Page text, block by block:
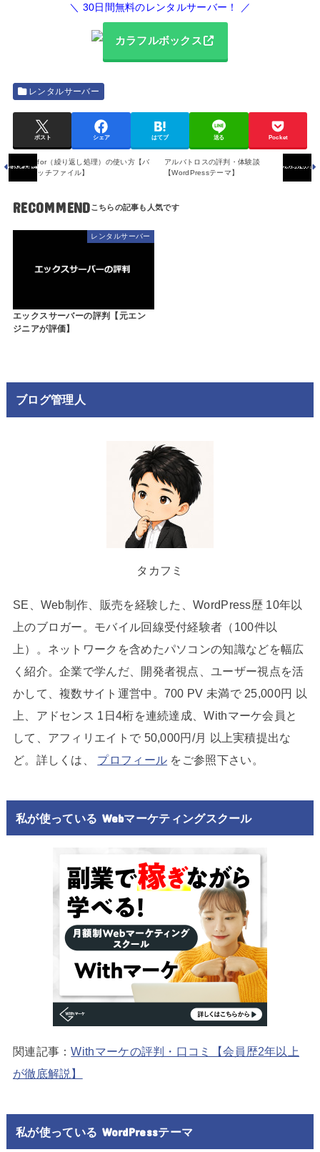
＼ 30日間無料のレンタルサーバー！ ／
カラフルボックス
レンタルサーバー
ポスト シェア はてブ 送る Pocket
for（繰り返し処理）の使い方【バ
ッチファイル】
アルバトロスの評判・体験談
【WordPressテーマ】
RECOMMEND
レンタルサーバー
エックスサーバーの評判【元エン
ジニアが評価】
ブログ管理人
タカフミ
SE、Web制作、販売を経験した、WordPress歴 10年以
上のブロガー。モバイル回線受付経験者（100件以
上）。ネットワークを含めたパソコンの知識などを幅広
く紹介。企業で学んだ、開発者視点、ユーザー視点を活
かして、複数サイト運営中。700 PV 未満で 25,000円 以
上、アドセンス 1日4桁を連続達成、Withマーケ会員と
して、アフィリエイトで 50,000円/月 以上実積提出な
ど。詳しくは、 プロフィール をご参照下さい。
私が使っている Webマーケティングスクール
関連記事：Withマーケの評判・口コミ【会員歴2年以上
が徹底解説】
私が使っている WordPressテーマ